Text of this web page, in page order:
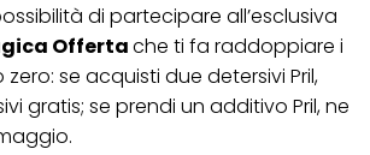
di partecipare all’esclusiva
Offertache ti fa raddoppiare i
se acquisti due detersivi Pril,
gratis; se prendi un additivo Pril, ne
il tuo consenso in qualsiasi momento con
i cookie sul nostro sito web nella
cookie" collegata nel piè di pagina. Per
sui cookie utilizzati su questo sito Web, in
di conservazione, consultare le
su ciascun cookie disponibili facendo
seguito".